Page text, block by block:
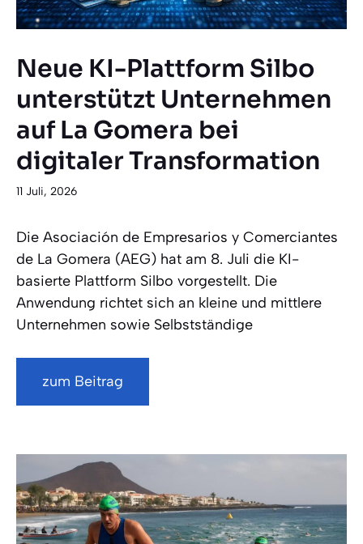
Neue KI-Plattform Silbo
unterstützt Unternehmen
auf La Gomera bei
digitaler Transformation
11 Juli, 2026
Die Asociación de Empresarios y Comerciantes
de La Gomera (AEG) hat am 8. Juli die KI-
basierte Plattform Silbo vorgestellt. Die
Anwendung richtet sich an kleine und mittlere
Unternehmen sowie Selbstständige
zum Beitrag